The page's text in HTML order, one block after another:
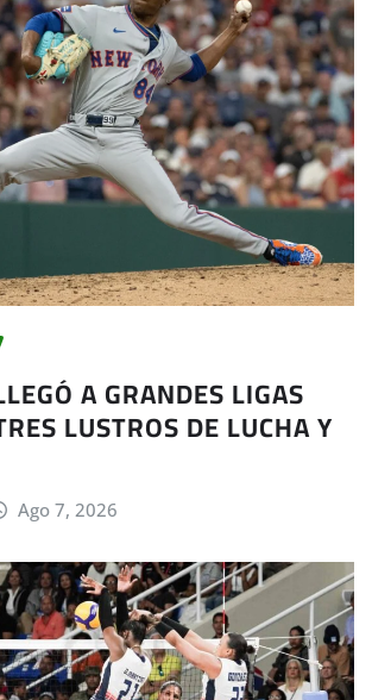
A GRANDES LIGAS
LUSTROS DE LUCHA Y
Ago 7, 2026